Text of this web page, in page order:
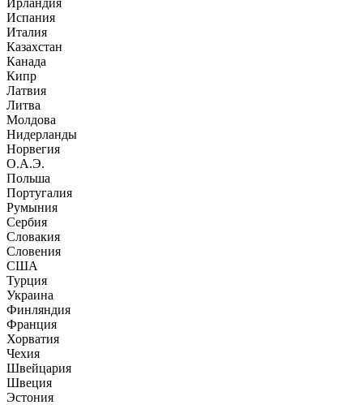
Ирландия
Испания
Италия
Казахстан
Канада
Кипр
Латвия
Литва
Молдова
Нидерланды
Норвегия
О.А.Э.
Польша
Португалия
Румыния
Сербия
Словакия
Словения
США
Турция
Украина
Финляндия
Франция
Хорватия
Чехия
Швейцария
Швеция
Эстония